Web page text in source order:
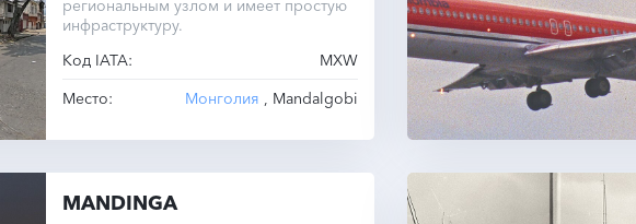
региональным узлом и имеет простую
инфраструктуру.
Код IATA:
MXW
Место:
Монголия , Mandalgobi
MANDINGA